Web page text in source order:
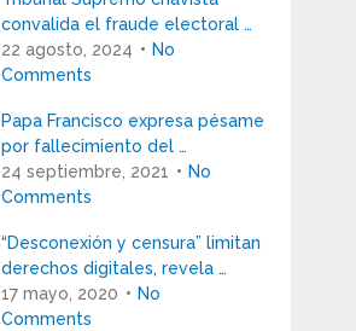
convalida el fraude electoral …
22 agosto, 2024
No
Comments
Papa Francisco expresa pésame
por fallecimiento del …
24 septiembre, 2021
No
Comments
“Desconexión y censura” limitan
derechos digitales, revela …
17 mayo, 2020
No
Comments